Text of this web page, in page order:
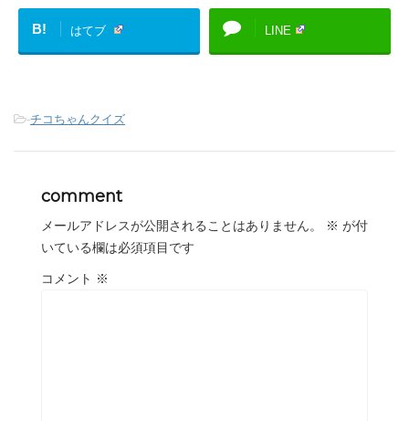
B! はてブ LINE
-チコちゃんクイズ
comment
メールアドレスが公開されることはありません。 ※ が付
いている欄は必須項目です
コメント ※